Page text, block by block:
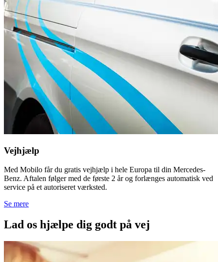
Vejhjælp
Med Mobilo får du gratis vejhjælp i hele Europa til din Mercedes-
Benz. Aftalen følger med de første 2 år og forlænges automatisk ved
service på et autoriseret værksted.
Se mere
Lad os hjælpe dig godt på vej